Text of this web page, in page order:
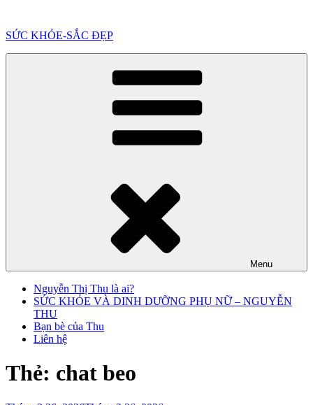
phần
SỨC KHỎE-SẮC ĐẸP
Menu
Nguyễn Thị Thu là ai?
SỨC KHỎE VÀ DINH DƯỠNG PHỤ NỮ – NGUYỄN
THU
Bạn bè của Thu
Liên hệ
Thẻ: chat beo